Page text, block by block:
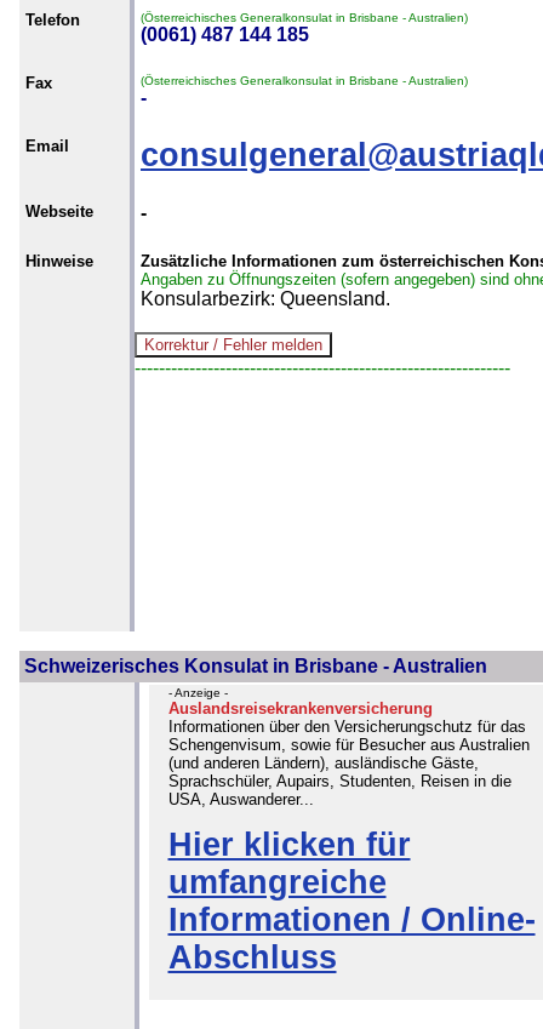
Telefon (Österreichisches Generalkonsulat in Brisbane - Australien)
(0061) 487 144 185
Fax (Österreichisches Generalkonsulat in Brisbane - Australien)
-
Email
Webseite -
Hinweise
Zusätzliche Informationen zum österreichischen
Angaben zu Öffnungszeiten (sofern angegeben) sind
Konsularbezirk: Queensland.
--------------------------------------------------------------
Schweizerisches Konsulat in Brisbane - Australien
- Anzeige -
Auslandsreisekrankenversicherung
Informationen über den Versicherungschutz für das
Schengenvisum, sowie für Besucher aus Australien
(und anderen Ländern), ausländische Gäste,
Sprachschüler, Aupairs, Studenten, Reisen in die
USA, Auswanderer...
Hier klicken für
umfangreiche
Informationen / Online-
Abschluss